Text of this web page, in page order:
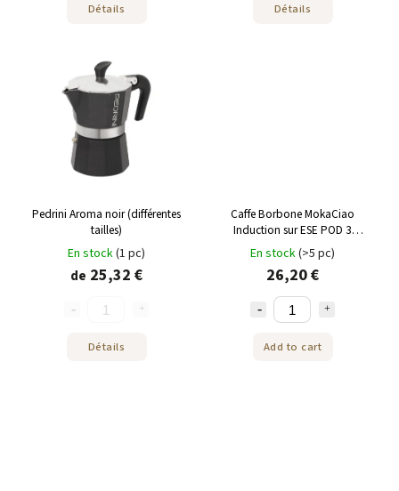
Détails Détails
Pedrini Aroma noir (différentes
tailles)
En stock(1 pc)
de 25,32 €
Détails
Caffe Borbone MokaCiao
Induction sur ESE POD 3
portions
En stock(>5 pc)
26,20 €
Add to cart